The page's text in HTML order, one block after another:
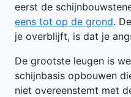
eerst de
eens tot op de grond.
je overblijft, is dat je
De grootste leugen is
schijnbasis opbouwen
niet overeenstemt met